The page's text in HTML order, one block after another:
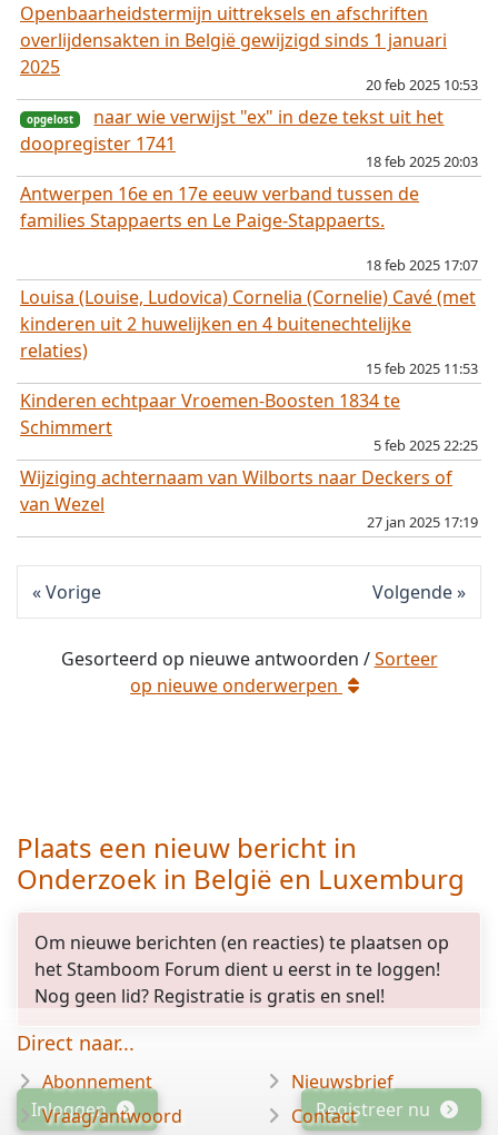
opgelost
Openbaarheidstermijn uittreksels en afschriften
overlijdensakten in België gewijzigd sinds 1 januari
2025
20 feb 2025 10:53
opgelost
naar wie verwijst "ex" in deze tekst uit het
doopregister 1741
18 feb 2025 20:03
Antwerpen 16e en 17e eeuw verband tussen de
families Stappaerts en Le Paige-Stappaerts.
18 feb 2025 17:07
Louisa (Louise, Ludovica) Cornelia (Cornelie) Cavé (met
kinderen uit 2 huwelijken en 4 buitenechtelijke
relaties)
15 feb 2025 11:53
Kinderen echtpaar Vroemen-Boosten 1834 te
Schimmert
5 feb 2025 22:25
Wijziging achternaam van Wilborts naar Deckers of
van Wezel
27 jan 2025 17:19
Vorige Volgende
Gesorteerd op nieuweantwoorden /Sorteer
op nieuweonderwerpen
Plaats een nieuw bericht in
Onderzoek in België en Luxemburg
Om nieuwe berichten (en reacties) te plaatsen op
het Stamboom Forum dient u eerst in te loggen!
Nog geen lid? Registratie is gratis en snel!
Registreer nu
Inloggen
Direct naar...
Abonnement
Vraag/antwoord
Nieuwsbrief
Contact